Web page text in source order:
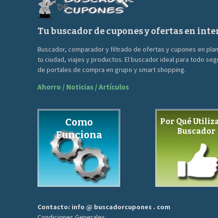
Tu buscador de cupones y ofertas en
Buscador, comparador y filtrado de ofertas y cupones en
tu ciudad, viajes y productos. El buscador ideal para todo
de portales de compra en grupo y smart shopping.
Ahorro / Noticias / Artículos
Como
Funciona
Por Qué
Buscador
Contacto: info @ buscadorcupones . com